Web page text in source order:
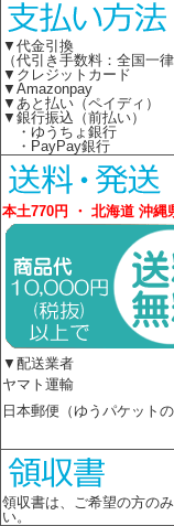
▼代金引換
（代引き手数料：全国一律
▼クレジットカード
▼Amazonpay
▼あと払い（ペイディ）
▼銀行振込（前払い）
・ゆうちょ銀行
・PayPay銀行
本土770円 ・ 北海道 沖縄
▼配送業者
ヤマト運輸
日本郵便（ゆうパケットの
領収書は、ご希望の方の
い。